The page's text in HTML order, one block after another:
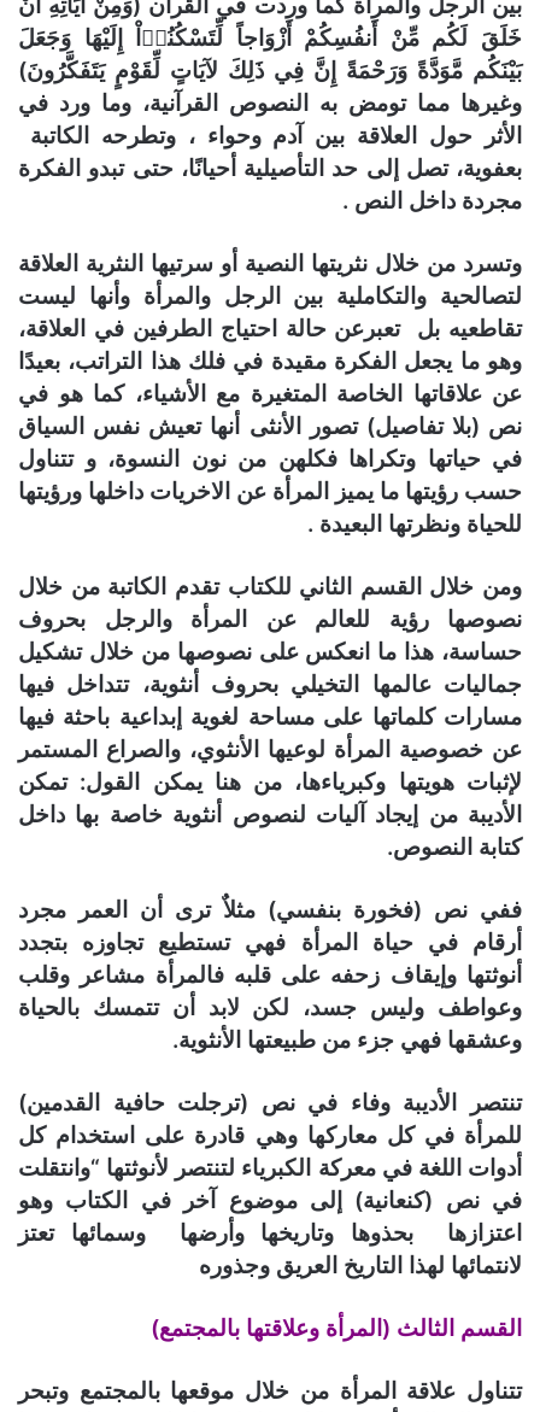
بين الرجل والمرأة كما وردت في القران (وَمِنْ آيَاتِهِ أَنْ
خَلَقَ لَكُم مِّنْ أَنفُسِكُمْ أَزْوَاجاً لِّتَسْكُنُوۤاْ إِلَيْهَا وَجَعَلَ
بَيْنَكُم مَّوَدَّةً وَرَحْمَةً إِنَّ فِي ذَلِكَ لآيَاتٍ لِّقَوْمٍ يَتَفَكَّرُونَ)
وغيرها مما تومض به النصوص القرآنية، وما ورد في
الأثر حول العلاقة بين آدم وحواء ، وتطرحه الكاتبة
بعفوية، تصل إلى حد التأصيلية أحيانًا، حتى تبدو الفكرة
مجردة داخل النص .
وتسرد من خلال نثريتها النصية أو سرتيها النثرية العلاقة
لتصالحية والتكاملية بين الرجل والمرأة وأنها ليست
تقاطعيه بل تعبرعن حالة احتياج الطرفين في العلاقة،
وهو ما يجعل الفكرة مقيدة في فلك هذا التراتب، بعيدًا
عن علاقاتها الخاصة المتغيرة مع الأشياء، كما هو في
نص (بلا تفاصيل) تصور الأنثى أنها تعيش نفس السياق
في حياتها وتكراها فكلهن من نون النسوة، و تتناول
حسب رؤيتها ما يميز المرأة عن الاخريات داخلها ورؤيتها
للحياة ونظرتها البعيدة .
ومن خلال القسم الثاني للكتاب تقدم الكاتبة من خلال
نصوصها رؤية للعالم عن المرأة والرجل بحروف
حساسة، هذا ما انعكس على نصوصها من خلال تشكيل
جماليات عالمها التخيلي بحروف أنثوية، تتداخل فيها
مسارات كلماتها على مساحة لغوية إبداعية باحثة فيها
عن خصوصية المرأة لوعيها الأنثوي، والصراع المستمر
لإثبات هويتها وكبرياءها، من هنا يمكن القول: تمكن
الأديبة من إيجاد آليات لنصوص أنثوية خاصة بها داخل
كتابة النصوص.
ففي نص (فخورة بنفسي) مثلاٌ ترى أن العمر مجرد
أرقام في حياة المرأة فهي تستطيع تجاوزه بتجدد
أنوثتها وإيقاف زحفه على قلبه فالمرأة مشاعر وقلب
وعواطف وليس جسد، لكن لابد أن تتمسك بالحياة
وعشقها فهي جزء من طبيعتها الأنثوية.
تنتصر الأديبة وفاء في نص (ترجلت حافية القدمين)
للمرأة في كل معاركها وهي قادرة على استخدام كل
أدوات اللغة في معركة الكبرياء لتنتصر لأنوثتها “وانتقلت
في نص (كنعانية) إلى موضوع آخر في الكتاب وهو
اعتزازها بحذوها وتاريخها وأرضها وسمائها تعتز
لانتمائها لهذا التاريخ العريق وجذوره
القسم الثالث (المرأة وعلاقتها بالمجتمع)
تتناول علاقة المرأة من خلال موقعها بالمجتمع وتبحر